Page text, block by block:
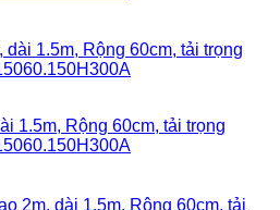
1.5m, Rộng 60cm, tải trọng